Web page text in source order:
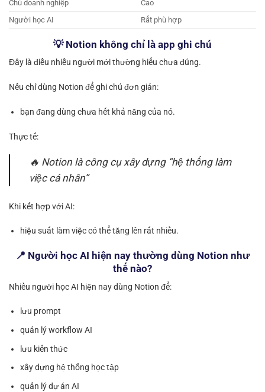
Chủ doanh nghiệp
Cao
Người học AI
Rất phù hợp
💡 Notion không chỉ là app ghi chú
Đây là điều nhiều người mới thường hiểu chưa đúng.
Nếu chỉ dùng Notion để ghi chú đơn giản:
bạn đang dùng chưa hết khả năng của nó.
Thực tế:
🔥 Notion là công cụ xây dựng “hệ thống làm
việc cá nhân”
Khi kết hợp với AI:
hiệu suất làm việc có thể tăng lên rất nhiều.
📍 Người học AI hiện nay thường dùng Notion như
thế nào?
Nhiều người học AI hiện nay dùng Notion để:
lưu prompt
quản lý workflow AI
lưu kiến thức
xây dựng hệ thống học tập
quản lý dự án AI